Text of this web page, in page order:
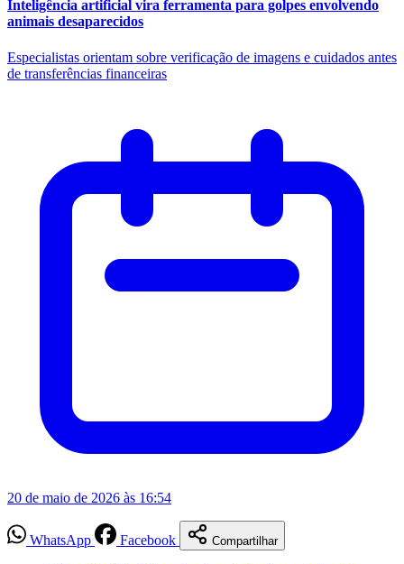
Inteligência artificial vira ferramenta para golpes envolvendo
animais desaparecidos
Especialistas orientam sobre verificação de imagens e cuidados antes
de transferências financeiras
20 de maio de 2026 às 16:54
WhatsApp Facebook Compartilhar